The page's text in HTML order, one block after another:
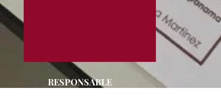
RESPONSABLE